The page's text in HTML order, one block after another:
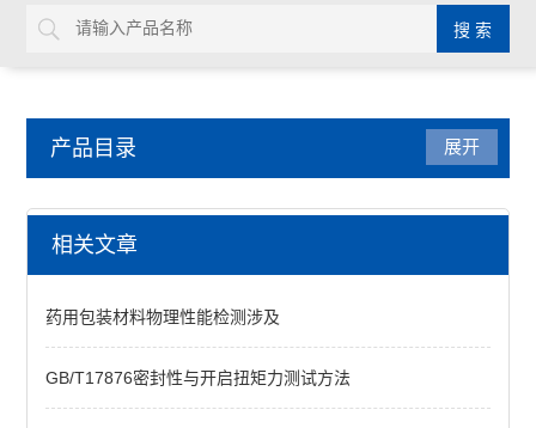
产品目录
瓶类检测仪器
雾度计
应力仪
玻璃瓶抗冲击试验仪
展开
相关文章
药用包装材料物理性能检测涉及
GB/T17876密封性与开启扭矩力测试方法